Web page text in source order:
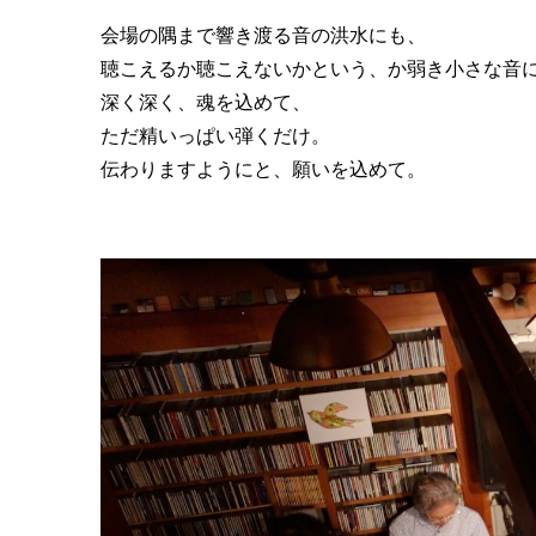
会場の隅まで響き渡る音の洪水にも、
聴こえるか聴こえないかという、か弱き小さな音
深く深く、魂を込めて、
ただ精いっぱい弾くだけ。
伝わりますようにと、願いを込めて。